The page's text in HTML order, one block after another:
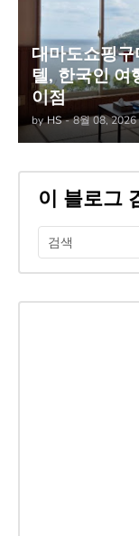
대마도쇼핑
텔, 한국인 여
이점
by HS - 8월 08, 2026
이 블로그